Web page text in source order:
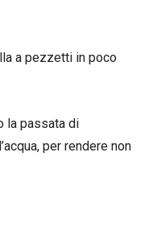
a pezzetti in poco
la passata di
per rendere non